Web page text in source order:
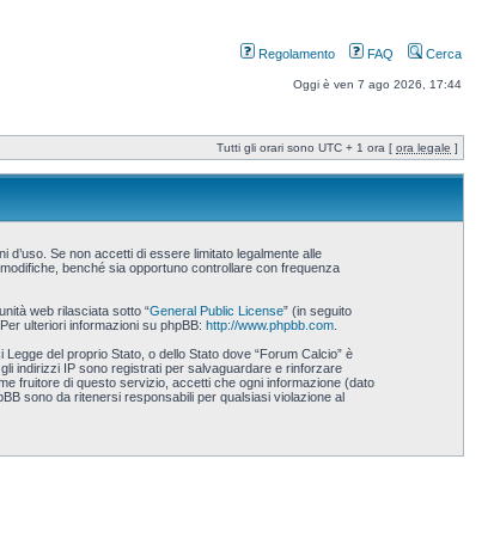
Regolamento FAQ Cerca
Oggi è ven 7 ago 2026, 17:44
Tutti gli orari sono UTC + 1 ora [ ora legale ]
d’uso. Se non accetti di essere limitato legalmente alle
benché sia opportuno controllare con frequenza
web rilasciata sotto “General Public License” (in seguito
ulteriori informazioni su phpBB: http://www.phpbb.com.
del proprio Stato, o dello Stato dove “Forum Calcio” è
indirizzi IP sono registrati per salvaguardare e rinforzare
fruitore di questo servizio, accetti che ogni informazione (dato
sono da ritenersi responsabili per qualsiasi violazione al